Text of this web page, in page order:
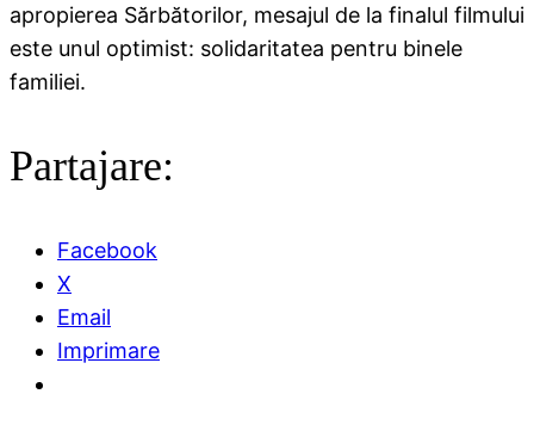
apropierea Sărbătorilor, mesajul de la finalul filmului
este unul optimist: solidaritatea pentru binele
familiei.
Partajare:
Facebook
X
Email
Imprimare